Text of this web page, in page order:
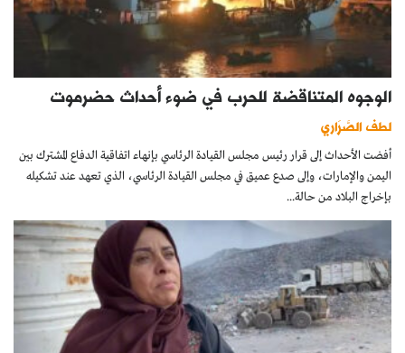
الوجوه المتناقضة للحرب في ضوء أحداث حضرموت
لطف الصَّرَاري
أفضت الأحداث إلى قرار رئيس مجلس القيادة الرئاسي بإنهاء اتفاقية الدفاع المشترك بين
اليمن والإمارات، وإلى صدع عميق في مجلس القيادة الرئاسي، الذي تعهد عند تشكيله
بإخراج البلاد من حالة...